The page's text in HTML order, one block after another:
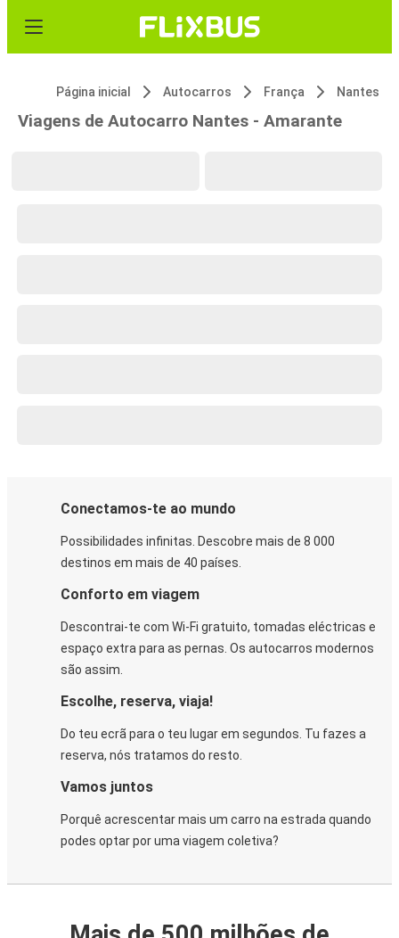
Página inicial Autocarros França Nantes
Viagens de Autocarro Nantes - Amarante
Conectamos-te ao mundo
Possibilidades infinitas. Descobre mais de 8 000
destinos em mais de 40 países.
Conforto em viagem
Descontrai-te com Wi-Fi gratuito, tomadas eléctricas e
espaço extra para as pernas. Os autocarros modernos
são assim.
Escolhe, reserva, viaja!
Do teu ecrã para o teu lugar em segundos. Tu fazes a
reserva, nós tratamos do resto.
Vamos juntos
Porquê acrescentar mais um carro na estrada quando
podes optar por uma viagem coletiva?